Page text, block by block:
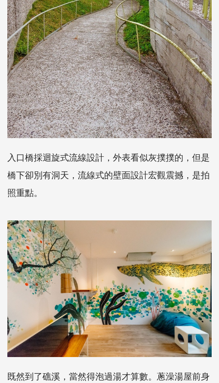
入口橋採迴旋式流線設計，外表看似灰撲撲的，但是
橋下卻別有洞天，流線式的壁面設計宏觀震撼，是拍
照重點。
既然到了礁溪，當然得泡過湯才算數。蔥澡湯屋前身